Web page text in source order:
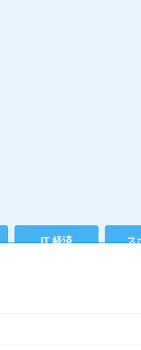
IT 経済 ス